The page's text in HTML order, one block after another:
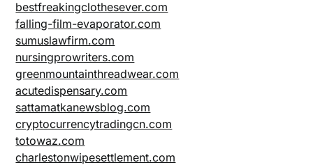
bestfreakingclothesever.com
falling-film-evaporator.com
sumuslawfirm.com
nursingprowriters.com
greenmountainthreadwear.com
acutedispensary.com
sattamatkanewsblog.com
cryptocurrencytradingcn.com
totowaz.com
charlestonwipesettlement.com